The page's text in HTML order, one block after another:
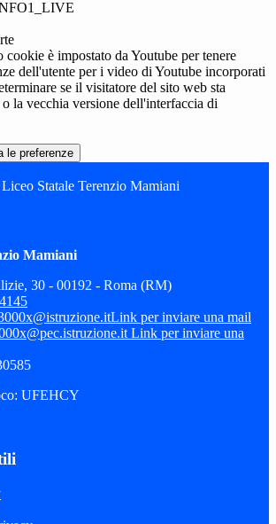
cookie è impostato da Youtube per tenere
dell'utente per i video di Youtube incorporati
se il visitatore del sito web sta
la vecchia versione dell'interfaccia di
le preferenze
Liceo Statale Terenzio Mamiani
Mamiani
30 - 00192 - Roma (RM)
Link per inviare una mail
Link per inviare una
UFEHCY